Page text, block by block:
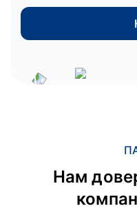
Нам